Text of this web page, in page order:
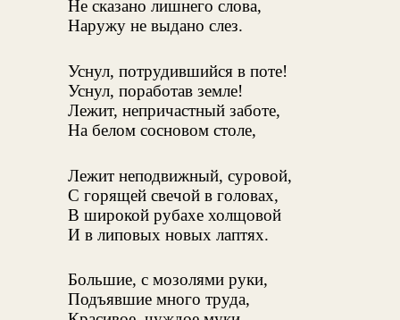
Не сказано лишнего слова,
Наружу не выдано слез.
Уснул, потрудившийся в поте!
Уснул, поработав земле!
Лежит, непричастный заботе,
На белом сосновом столе,
Лежит неподвижный, суровой,
С горящей свечой в головах,
В широкой рубахе холщовой
И в липовых новых лаптях.
Большие, с мозолями руки,
Подъявшие много труда,